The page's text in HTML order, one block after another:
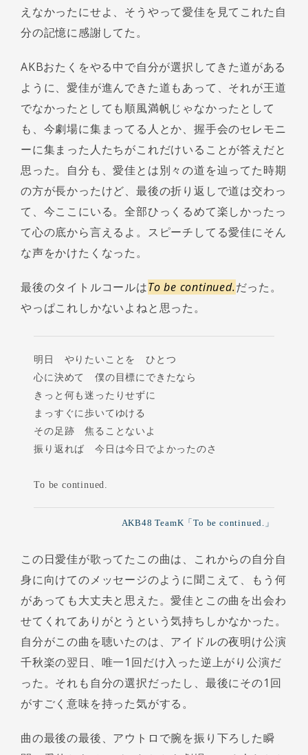
えなかったにせよ、そうやって愛佳を見てこれた自
分の記憶に感謝してた。
AKBおたくをやる中で自分が選択してきた道がある
ように、愛佳が進んできた道もあって、それが王道
でなかったとしても順風満帆じゃなかったとして
も、今劇場に集まってる人とか、握手会のセレモニ
ーに集まった人たちがこれだけいることが答えだと
思った。自分も、愛佳とは別々の道を辿ってた時期
の方が長かったけど、最後の折り返しで道は交わっ
て、今ここにいる。全部ひっくるめて楽しかったっ
て心の底から言えるよ。スピーチしてる愛佳にそん
な声をかけたくなった。
最後のタイトルコールはTo be continued.だった。
やっぱこれしかないよねと思った。
明日 やりたいことを ひとつ
心に決めて 僕の目標にできたなら
きっと何も迷ったりせずに
まっすぐに歩いてゆける
その足跡 焦ることないよ
振り返れば 今日は今日でよかったのさ
To be continued.
AKB48 TeamK「To be continued.」
この日愛佳が歌ってたこの曲は、これからの自分自
身に向けてのメッセージのように聞こえて、もう何
があっても大丈夫と思えた。愛佳とこの曲を出会わ
せてくれてありがとうという気持ちしかなかった。
自分がこの曲を聴いたのは、アイドルの夜明け公演
千秋楽の翌日、唯一1回だけ入った逆上がり公演だ
った。それも自分の選択だったし、最後にその1回
がすごく意味を持った気がする。
曲の最後の最後、アウトロで腕を振り下ろした瞬